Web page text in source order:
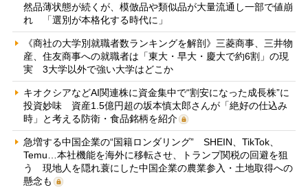
然品薄状態が続くが、模倣品や類似品が大量流通し一部で値崩
れ 「選別が本格化する時代に」
《商社の大学別就職者数ランキングを解剖》三菱商事、三井物
産、住友商事への就職者は「東大・早大・慶大で約6割」の現
実 3大学以外で強い大学はどこか
キオクシアなどAI関連株に資金集中で“割安になった成長株”に
投資妙味 資産1.5億円超の坂本慎太郎さんが「絶好の仕込み
時」と考える防衛・食品銘柄を紹介
急増する中国企業の“国籍ロンダリング” SHEIN、TikTok、
Temu…本社機能を海外に移転させ、トランプ関税の回避を狙
う 現地人を隠れ蓑にした中国企業の農業参入・土地取得への
懸念も